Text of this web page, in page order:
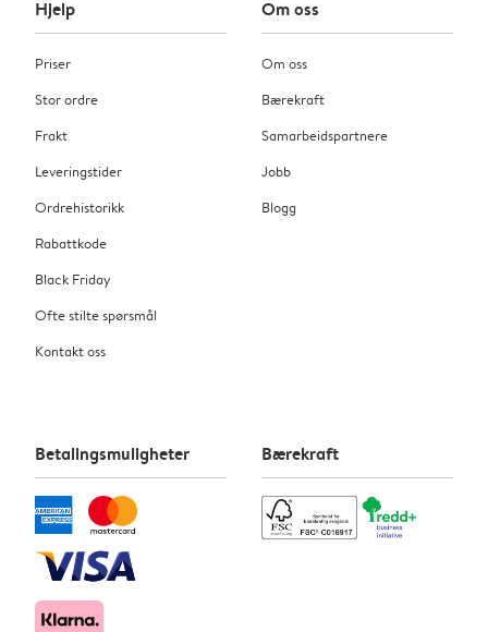
Hjelp
Priser
Stor ordre
Frakt
Leveringstider
Ordrehistorikk
Rabattkode
Black Friday
Ofte stilte spørsmål
Kontakt oss
Om oss
Om oss
Bærekraft
Samarbeidspartnere
Jobb
Blogg
Betalingsmuligheter Bærekraft